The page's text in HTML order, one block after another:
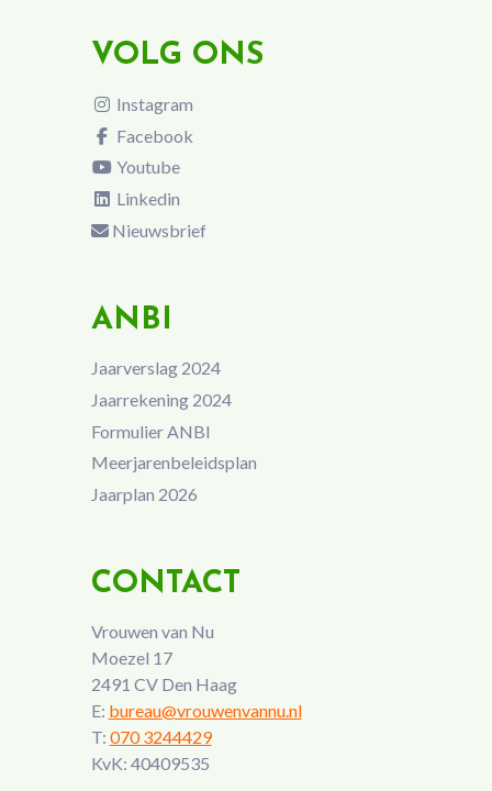
VOLG ONS
Instagram
Facebook
Youtube
Linkedin
Nieuwsbrief
ANBI
Jaarverslag 2024
Jaarrekening 2024
Formulier ANBI
Meerjarenbeleidsplan
Jaarplan 2026
CONTACT
Vrouwen van Nu
Moezel 17
2491 CV Den Haag
E: bureau@vrouwenvannu.nl
T: 070 3244429
KvK: 40409535